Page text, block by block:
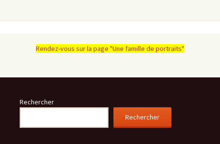
Rendez-vous sur la page "Une famille de portraits"
Rechercher
Rechercher